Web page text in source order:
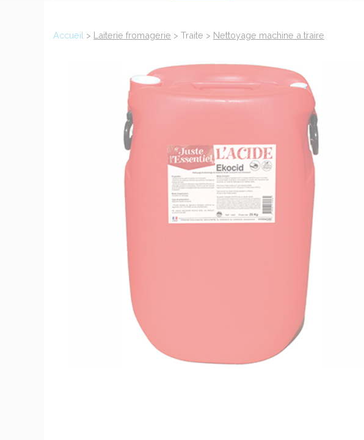
Accueil > Laiterie fromagerie > Traite > Nettoyage machine a traire